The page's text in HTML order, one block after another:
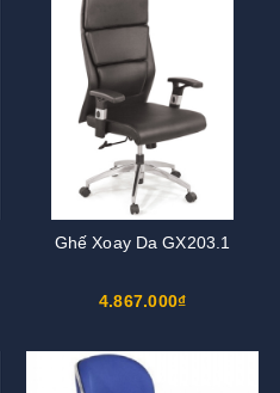
Ghế Xoay Da GX203.1
4.867.000₫